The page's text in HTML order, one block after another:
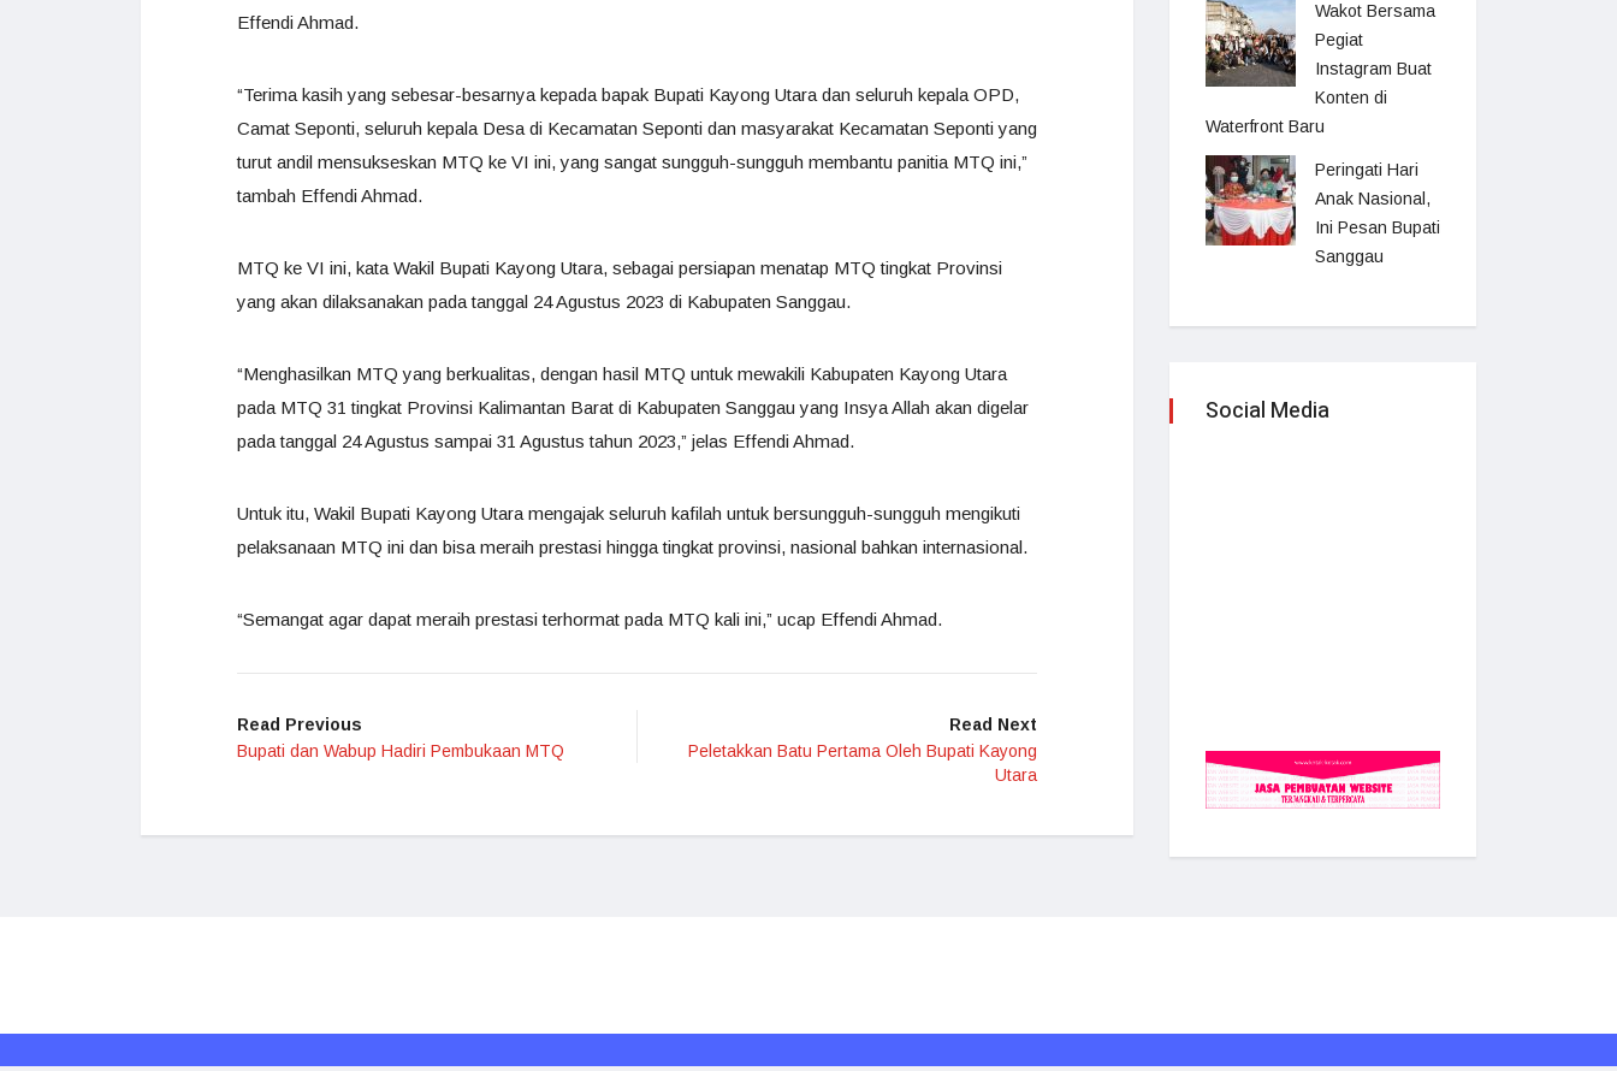
Effendi Ahmad.
“Terima kasih yang sebesar-besarnya kepada bapak Bupati Kayong Utara dan seluruh kepala OPD,
Camat Seponti, seluruh kepala Desa di Kecamatan Seponti dan masyarakat Kecamatan Seponti yang
turut andil mensukseskan MTQ ke VI ini, yang sangat sungguh-sungguh membantu panitia MTQ ini,”
tambah Effendi Ahmad.
MTQ ke VI ini, kata Wakil Bupati Kayong Utara, sebagai persiapan menatap MTQ tingkat Provinsi
yang akan dilaksanakan pada tanggal 24 Agustus 2023 di Kabupaten Sanggau.
“Menghasilkan MTQ yang berkualitas, dengan hasil MTQ untuk mewakili Kabupaten Kayong Utara
pada MTQ 31 tingkat Provinsi Kalimantan Barat di Kabupaten Sanggau yang Insya Allah akan digelar
pada tanggal 24 Agustus sampai 31 Agustus tahun 2023,” jelas Effendi Ahmad.
Untuk itu, Wakil Bupati Kayong Utara mengajak seluruh kafilah untuk bersungguh-sungguh mengikuti
pelaksanaan MTQ ini dan bisa meraih prestasi hingga tingkat provinsi, nasional bahkan internasional.
“Semangat agar dapat meraih prestasi terhormat pada MTQ kali ini,” ucap Effendi Ahmad.
Read Previous
Bupati dan Wabup Hadiri Pembukaan MTQ
Read Next
Peletakkan Batu Pertama Oleh Bupati Kayong
Utara
Wakot Bersama
Pegiat
Instagram Buat
Konten di
Waterfront Baru
Peringati Hari
Anak Nasional,
Ini Pesan Bupati
Sanggau
Social Media